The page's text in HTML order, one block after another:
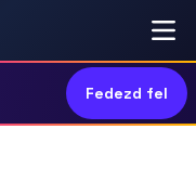
Fedezd fel